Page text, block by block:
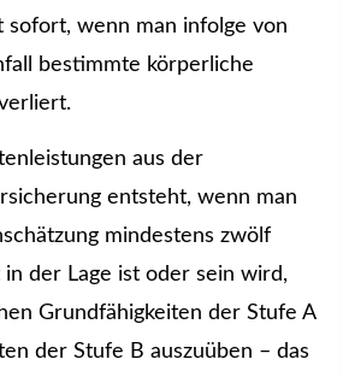
sofort, wenn man infolge von
bestimmte körperliche
aus der
entsteht, wenn man
mindestens zwölf
der Lage ist oder sein wird,
Grundfähigkeiten der Stufe A
der Stufe B auszuüben – das